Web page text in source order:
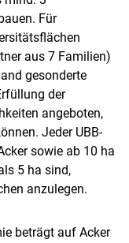
Für
aus 7 Familien)
gesonderte
der
angeboten,
Jeder UBB-
sowie ab 10 ha
5 ha sind,
anzulegen.
beträgt auf Acker